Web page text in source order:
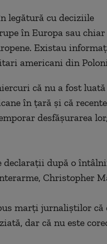
legătură cu deciziile
în Europa sau chiar
Existau
americani din
că nu a fost
în ţară şi că
desfăşurarea lor,
declaraţii după o
Christopher
marţi jurnaliştilor că
dar că nu este